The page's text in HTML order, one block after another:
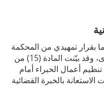
بقرار تمهيدي من المحكمة
أو بناءً على طلب من أطراف الدعوى، وقد بيّنت المادة (15) من
(13) لسنة 2020 بشأن تنظيم أعمال الخبراء أمام
بالخبرة القضائية